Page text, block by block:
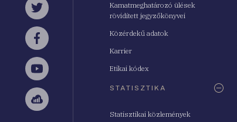
Twitter
Facebook
YouTube
Sellsy
Kamatmeghatározó ülések
rövidített jegyzőkönyvei
Közérdekű adatok
Karrier
Etikai kódex
STATISZTIKA
Statisztikai közlemények